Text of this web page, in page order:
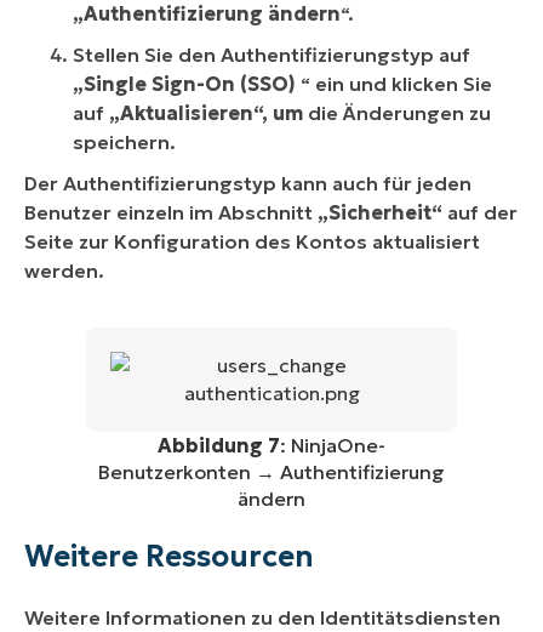
„Authentifizierung ändern“.
Stellen Sie den Authentifizierungstyp auf
„Single Sign-On (SSO) “ ein und klicken Sie
auf „Aktualisieren“, um die Änderungen zu
speichern.
Der Authentifizierungstyp kann auch für jeden
Benutzer einzeln im Abschnitt „Sicherheit“ auf der
Seite zur Konfiguration des Kontos aktualisiert
werden.
Abbildung 7: NinjaOne-
Benutzerkonten → Authentifizierung
ändern
Weitere Ressourcen
Weitere Informationen zu den Identitätsdiensten